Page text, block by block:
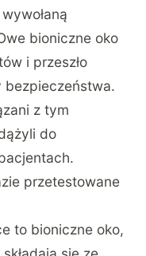
bioniczne oko
i przeszło
z tym
do
przetestowane
to bioniczne oko,